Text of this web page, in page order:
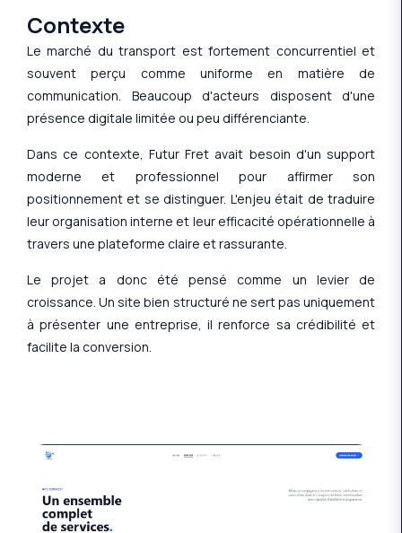
Contexte
Le marché du transport est fortement concurrentiel et
souvent perçu comme uniforme en matière de
communication. Beaucoup d'acteurs disposent d'une
présence digitale limitée ou peu différenciante.
Dans ce contexte, Futur Fret avait besoin d'un support
moderne et professionnel pour affirmer son
positionnement et se distinguer. L'enjeu était de traduire
leur organisation interne et leur efficacité opérationnelle à
travers une plateforme claire et rassurante.
Le projet a donc été pensé comme un levier de
croissance. Un site bien structuré ne sert pas uniquement
à présenter une entreprise, il renforce sa crédibilité et
facilite la conversion.